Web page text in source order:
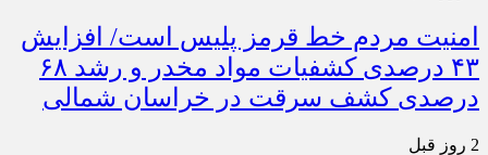
امنیت مردم خط قرمز پلیس است/ افزایش
۴۳ درصدی کشفیات مواد مخدر و رشد ۶۸
درصدی کشف سرقت در خراسان شمالی
2 روز قبل